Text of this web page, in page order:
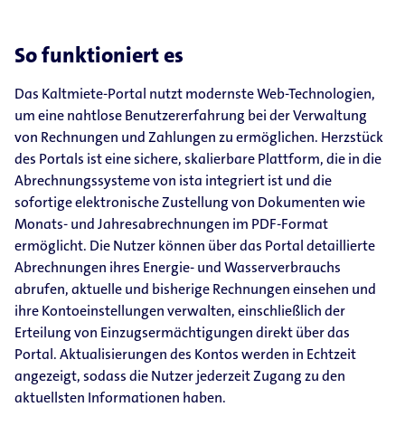
So funktioniert es
Das Kaltmiete-Portal nutzt modernste Web-Technologien,
um eine nahtlose Benutzererfahrung bei der Verwaltung
von Rechnungen und Zahlungen zu ermöglichen. Herzstück
des Portals ist eine sichere, skalierbare Plattform, die in die
Abrechnungssysteme von ista integriert ist und die
sofortige elektronische Zustellung von Dokumenten wie
Monats- und Jahresabrechnungen im PDF-Format
ermöglicht. Die Nutzer können über das Portal detaillierte
Abrechnungen ihres Energie- und Wasserverbrauchs
abrufen, aktuelle und bisherige Rechnungen einsehen und
ihre Kontoeinstellungen verwalten, einschließlich der
Erteilung von Einzugsermächtigungen direkt über das
Portal. Aktualisierungen des Kontos werden in Echtzeit
angezeigt, sodass die Nutzer jederzeit Zugang zu den
aktuellsten Informationen haben.